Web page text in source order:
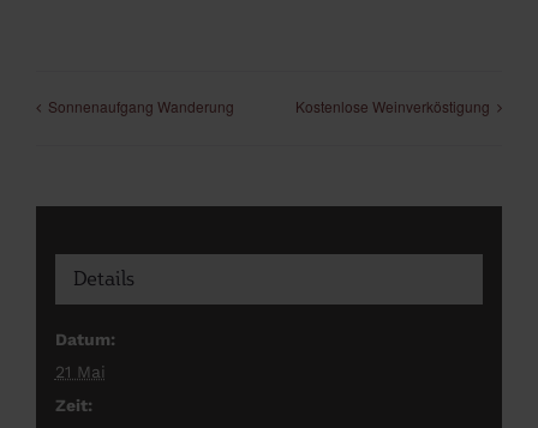
Sonnenaufgang Wanderung Kostenlose Weinverköstigung
Details
Datum:
21 Mai
Zeit: